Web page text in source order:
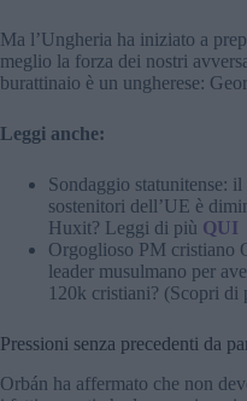
Ma l’Ungheria ha iniziato a
meglio la forza dei nostri
burattinaio è un ungherese:
Leggi anche:
Sondaggio statunitense:
sostenitori dell’UE è
Huxit? Leggi di più QUI
Orgoglioso PM cristiano
leader musulmano per
120k cristiani? (Scopri di
Pressioni senza precedenti da
Orbán ha affermato che non